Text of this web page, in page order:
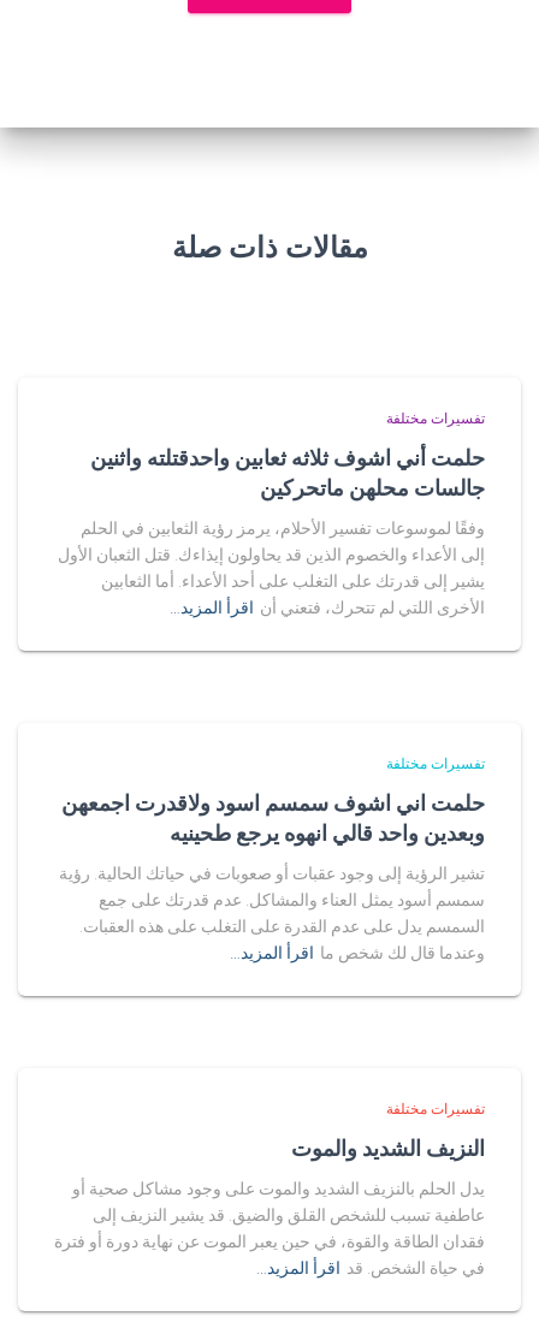
مقالات ذات صلة
تفسيرات مختلفة
حلمت أني اشوف ثلاثه ثعابين واحدقتلته واثنين
جالسات محلهن ماتحركين
وفقًا لموسوعات تفسير الأحلام، يرمز رؤية الثعابين في الحلم
إلى الأعداء والخصوم الذين قد يحاولون إيذاءك. قتل الثعبان الأول
يشير إلى قدرتك على التغلب على أحد الأعداء. أما الثعابين
الأخرى اللتي لم تتحرك، فتعني أن اقرأ المزيد…
تفسيرات مختلفة
حلمت اني اشوف سمسم اسود ولاقدرت اجمعهن
وبعدين واحد قالي انهوه يرجع طحينيه
تشير الرؤية إلى وجود عقبات أو صعوبات في حياتك الحالية. رؤية
سمسم أسود يمثل العناء والمشاكل. عدم قدرتك على جمع
السمسم يدل على عدم القدرة على التغلب على هذه العقبات.
وعندما قال لك شخص ما اقرأ المزيد…
تفسيرات مختلفة
النزيف الشديد والموت
يدل الحلم بالنزيف الشديد والموت على وجود مشاكل صحية أو
عاطفية تسبب للشخص القلق والضيق. قد يشير النزيف إلى
فقدان الطاقة والقوة، في حين يعبر الموت عن نهاية دورة أو فترة
في حياة الشخص. قد اقرأ المزيد…